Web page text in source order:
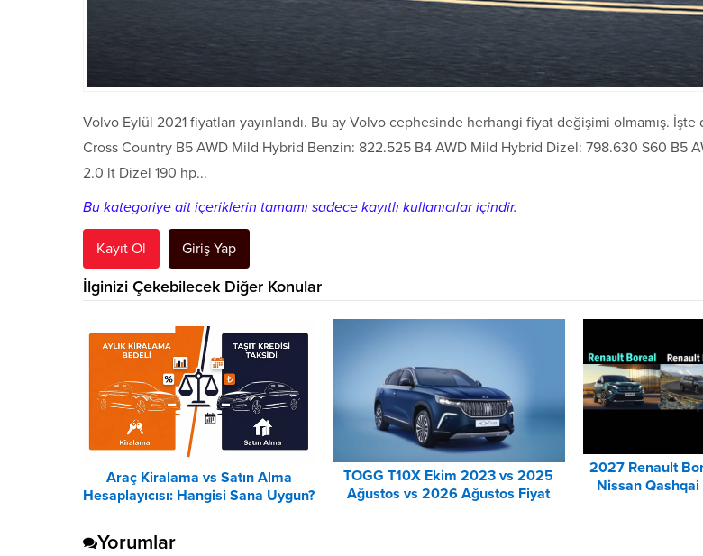
Volvo Eylül 2021 fiyatları yayınlandı. Bu ay Volvo cephesinde herhangi fiyat değişimi olmamış. İşte
Cross Country B5 AWD Mild Hybrid Benzin: 822.525 B4 AWD Mild Hybrid Dizel: 798.630 S60 B5
2.0 lt Dizel 190 hp...
Bu kategoriye ait içeriklerin tamamı sadece kayıtlı kullanıcılar içindir.
Kayıt Ol Giriş Yap
İlginizi Çekebilecek Diğer Konular
Araç Kiralama vs Satın Alma
Hesaplayıcısı: Hangisi Sana Uygun?
TOGG T10X Ekim 2023 vs 2025
Ağustos vs 2026 Ağustos Fiyat
2027 Renault
Nissan Qashqai
Yorumlar